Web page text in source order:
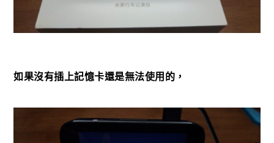
如果沒有插上記憶卡還是無法使用的，